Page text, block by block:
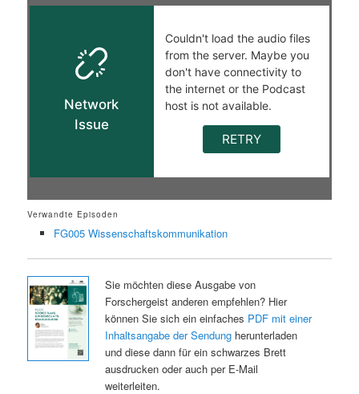
Verwandte Episoden
FG005 Wissenschaftskommunikation
Sie möchten diese Ausgabe von
Forschergeist anderen empfehlen? Hier
können Sie sich ein einfaches PDF mit einer
Inhaltsangabe der Sendungherunterladen
und diese dann für ein schwarzes Brett
ausdrucken oder auch per E-Mail
weiterleiten.